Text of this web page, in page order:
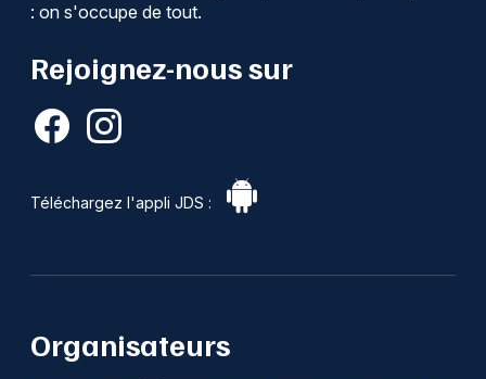
: on s'occupe de tout.
Rejoignez-nous sur
Téléchargez l'appli JDS :
Organisateurs